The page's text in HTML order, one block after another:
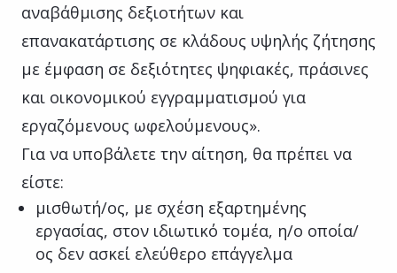
αναβάθμισης δεξιοτήτων και
επανακατάρτισης σε κλάδους υψηλής ζήτησης
με έμφαση σε δεξιότητες ψηφιακές, πράσινες
και οικονομικού εγγραμματισμού για
εργαζόμενους ωφελούμενους».
Για να υποβάλετε την αίτηση, θα πρέπει να
είστε:
μισθωτή/ος, με σχέση εξαρτημένης
εργασίας, στον ιδιωτικό τομέα, η/ο οποία/
ος δεν ασκεί ελεύθερο επάγγελμα